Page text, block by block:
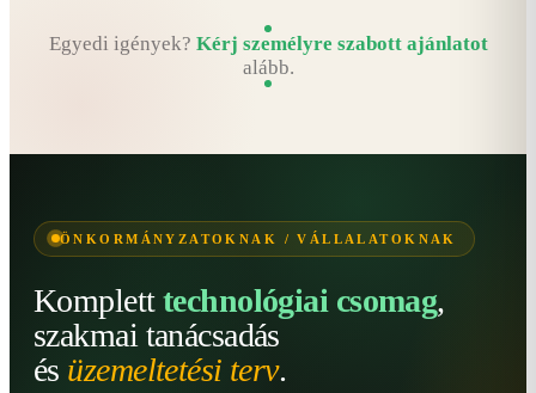
Egyedi igények? Kérj személyre szabott ajánlatot
alább.
ÖNKORMÁNYZATOKNAK / VÁLLALATOKNAK
Kompletttechnológiai csomag,
szakmai tanácsadás
és üzemeltetési terv.